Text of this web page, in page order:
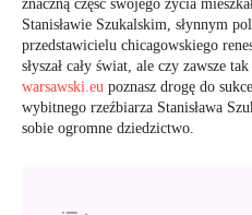
znaczną część swojego życia
Stanisławie Szukalskim, słynnym
przedstawicielu chicagowskiego
słyszał cały świat, ale czy zawsze
warsawski.eu poznasz drogę do
wybitnego rzeźbiarza Stanisława
sobie ogromne dziedzictwo.